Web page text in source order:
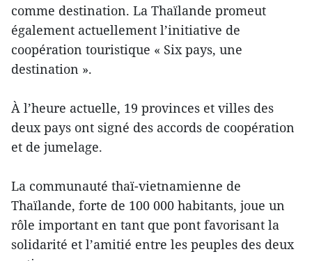
comme destination. La Thaïlande promeut
également actuellement l’initiative de
coopération touristique « Six pays, une
destination ».
À l’heure actuelle, 19 provinces et villes des
deux pays ont signé des accords de coopération
et de jumelage.
La communauté thaï-vietnamienne de
Thaïlande, forte de 100 000 habitants, joue un
rôle important en tant que pont favorisant la
solidarité et l’amitié entre les peuples des deux